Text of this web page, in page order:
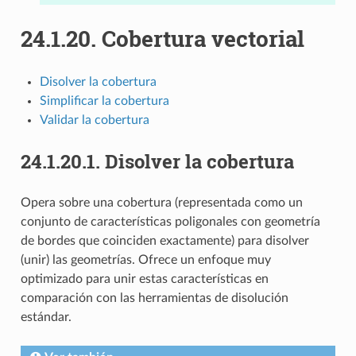
24.1.20. Cobertura vectorial
Disolver la cobertura
Simplificar la cobertura
Validar la cobertura
24.1.20.1. Disolver la cobertura
Opera sobre una cobertura (representada como un
conjunto de características poligonales con geometría
de bordes que coinciden exactamente) para disolver
(unir) las geometrías. Ofrece un enfoque muy
optimizado para unir estas características en
comparación con las herramientas de disolución
estándar.